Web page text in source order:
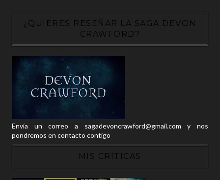
¿QUIERES RESEÑAR LA SAGA DEVON
CRAWFORD?
Envía un correo a sagadevoncrawford@gmail.com y nos
pondremos en contacto contigo
MIS CRÍTICAS